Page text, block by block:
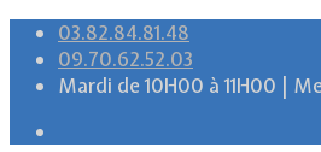
03.82.84.81.48
09.70.62.52.03
Mardi de 10H00 à 11H00 |